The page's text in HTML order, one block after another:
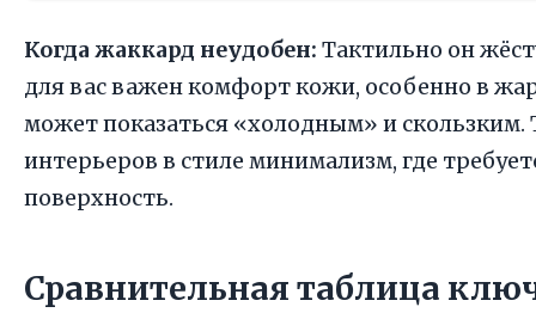
Когда жаккард неудобен: Тактильно он
для вас важен комфорт кожи, особенно в
может показаться «холодным» и скользким.
интерьеров в стиле минимализм, где
поверхность.
Сравнительная таблица